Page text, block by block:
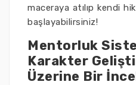
maceraya atılıp kendi
başlayabilirsiniz!
Mentorluk
Karakter
Üzerine Bir